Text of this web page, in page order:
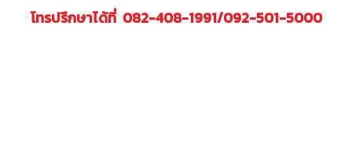
โทรปรึกษาได้ที่ 082-408-1991/092-501-5000